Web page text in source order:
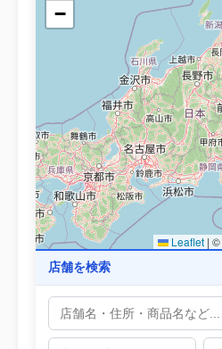
店舗を検索
−
Leaflet | ©